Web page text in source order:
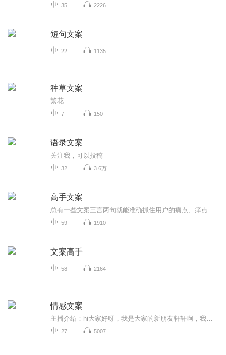
35 2226
短句文案
22 1135
种草文案
繁花
7 150
语录文案
关注我，可以投稿
32 3.6万
高手文案
59 1910
文案高手
58 2164
情感文案
27 5007